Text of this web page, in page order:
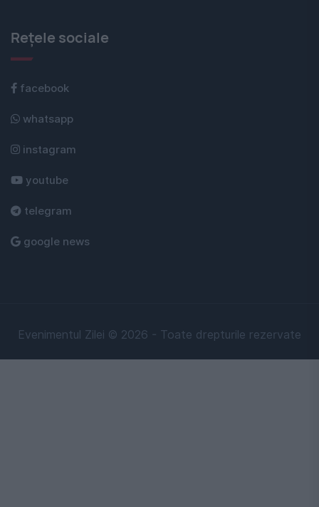
Rețele sociale
facebook
whatsapp
instagram
youtube
telegram
google news
Evenimentul Zilei © 2026 - Toate drepturile rezervate